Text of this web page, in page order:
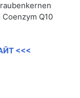
Q10
<<<